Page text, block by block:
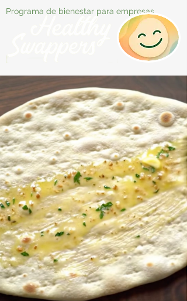
Programa de bienestar para empresas